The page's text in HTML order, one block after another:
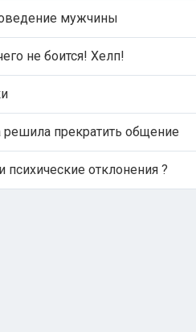
мужчины
не боится! Хелп!
решила прекратить общение
психические отклонения ?